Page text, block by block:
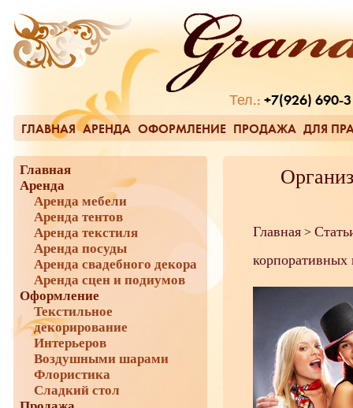
Тел.: +7(926) 690-
ГЛАВНАЯ АРЕНДА ОФОРМЛЕНИЕ ПРОДАЖА ДЛЯ
Главная
Аренда
Аренда мебели
Аренда тентов
Аренда текстиля
Аренда посуды
Аренда свадебного декора
Аренда сцен и подиумов
Оформление
Текстильное
декорирование
Интерьеров
Воздушными шарами
Флористика
Сладкий стол
Главная >
корпоративных